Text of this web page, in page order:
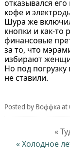
отказывался
кофе и
Шура же
кнопки и как-то
финансовые
за то, что
избирают
Но под
не ставили.
Posted by Воффкаat
«
« Холодное